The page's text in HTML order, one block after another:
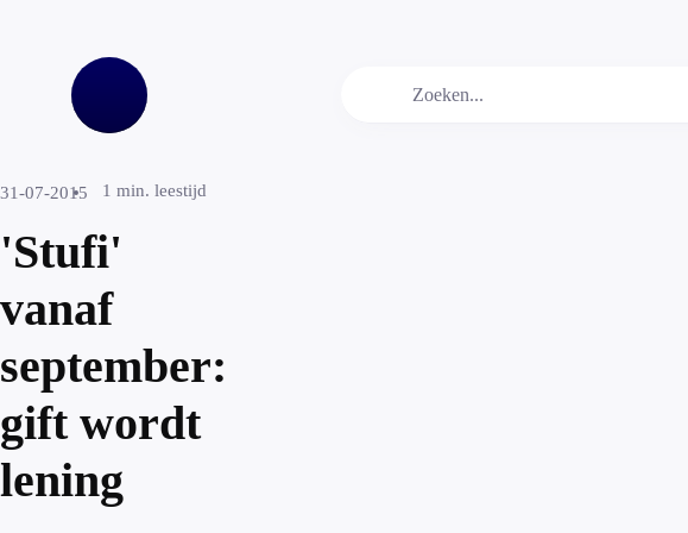
31-07-2015 1 min. leestijd
'Stufi'
vanaf
september:
gift wordt
lening